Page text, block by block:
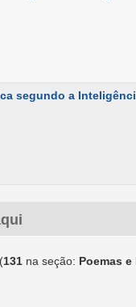
segundo a
131 na seção: Poemas e